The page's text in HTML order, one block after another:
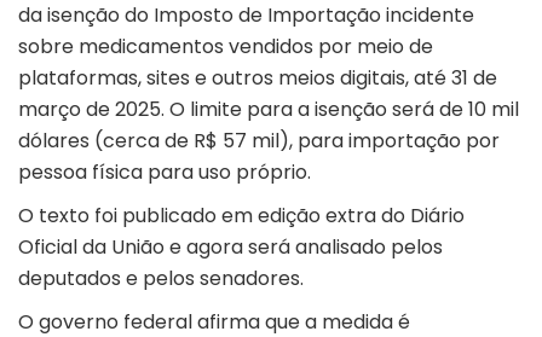
da isenção do Imposto de Importação incidente
sobre medicamentos vendidos por meio de
plataformas, sites e outros meios digitais, até 31 de
março de 2025. O limite para a isenção será de 10 mil
dólares (cerca de R$ 57 mil), paraimportação por
pessoa física para uso próprio.
O texto foi publicado em edição extra do Diário
Oficial da União e agora será analisado pelos
deputados e pelos senadores.
O governo federal afirma que a medida é